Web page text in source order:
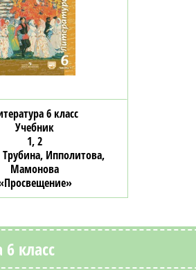
6 класс
Учебник
1, 2
Трубина, Ипполитова,
Мамонова
класс